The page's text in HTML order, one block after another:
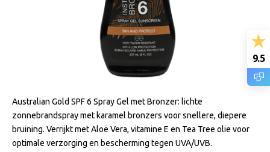
Australian Gold SPF 6 Spray Gel met Bronzer: lichte
zonnebrandspray met karamel bronzers voor snellere, diepere
bruining. Verrijkt met Aloë Vera, vitamine E en Tea Tree olie voor
optimale verzorging en bescherming tegen UVA/UVB.
9.5